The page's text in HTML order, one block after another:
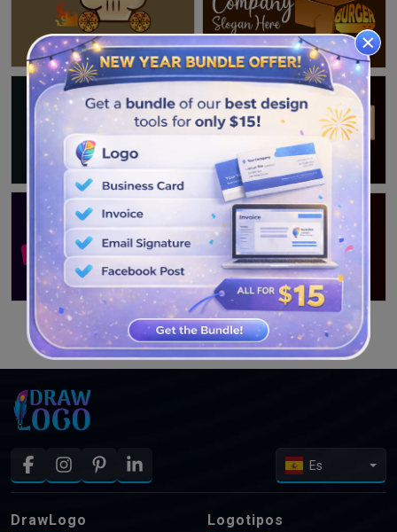
VER MÁS DISEÑOS
Es
DrawLogo Logotipos